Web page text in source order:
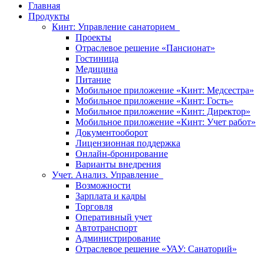
Главная
Продукты
Кинт: Управление санаторием
Проекты
Отраслевое решение «Пансионат»
Гостиница
Медицина
Питание
Мобильное приложение «Кинт: Медсестра»
Мобильное приложение «Кинт: Гость»
Мобильное приложение «Кинт: Директор»
Мобильное приложение «Кинт: Учет работ»
Документооборот
Лицензионная поддержка
Онлайн-бронирование
Варианты внедрения
Учет. Анализ. Управление
Возможности
Зарплата и кадры
Торговля
Оперативный учет
Автотранспорт
Администрирование
Отраслевое решение «УАУ: Санаторий»